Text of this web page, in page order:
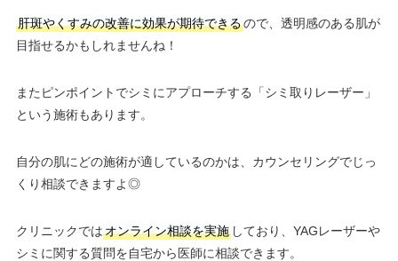
肝斑やくすみの改善に効果が期待できるので、透明感のある肌が
目指せるかもしれませんね！
またピンポイントでシミにアプローチする「シミ取りレーザー」
という施術もあります。
自分の肌にどの施術が適しているのかは、カウンセリングでじっ
くり相談できますよ◎
クリニックではオンライン相談を実施しており、YAGレーザーや
シミに関する質問を自宅から医師に相談できます。